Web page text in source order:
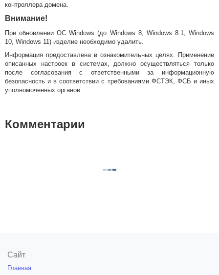
контроллера домена.
Внимание!
При обновлении ОС Windows (до Windows 8, Windows 8.1, Windows
10, Windows 11) изделие необходимо удалить.
Информация предоставлена в ознакомительных целях. Применение
описанных настроек в системах, должно осуществляться только
после согласования с ответственными за информационную
безопасность и в соответствии с требованиями ФСТЭК, ФСБ и иных
уполномоченных органов.
Комментарии
Сайт
Главная